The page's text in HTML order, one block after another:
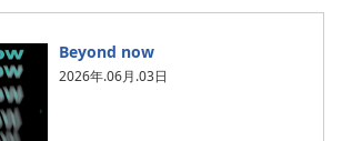
Beyond now
2026年.06月.03日